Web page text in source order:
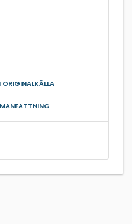
ORIGINALKÄLLA